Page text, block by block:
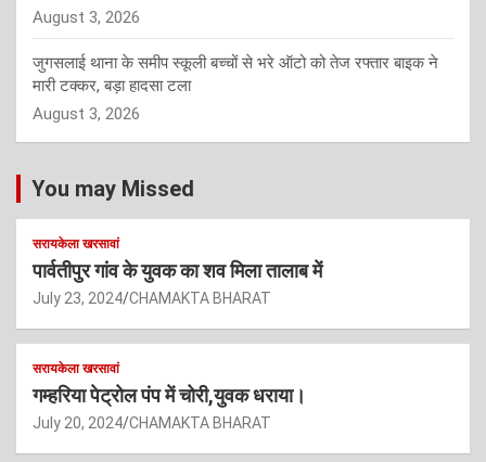
August 3, 2026
जुगसलाई थाना के समीप स्कूली बच्चों से भरे ऑटो को तेज रफ्तार बाइक ने
मारी टक्कर, बड़ा हादसा टला
August 3, 2026
You may Missed
सरायकेला खरसावां
पार्वतीपुर गांव के युवक का शव मिला तालाब में
July 23, 2024 CHAMAKTA BHARAT
सरायकेला खरसावां
गम्हरिया पेट्रोल पंप में चोरी,युवक धराया।
July 20, 2024 CHAMAKTA BHARAT